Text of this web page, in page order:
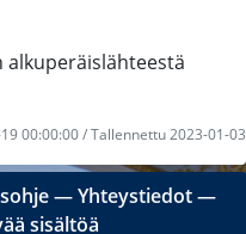
00:00:00 / Tallennettu 2023-01-03
―Yhteystiedot―
sisältöä